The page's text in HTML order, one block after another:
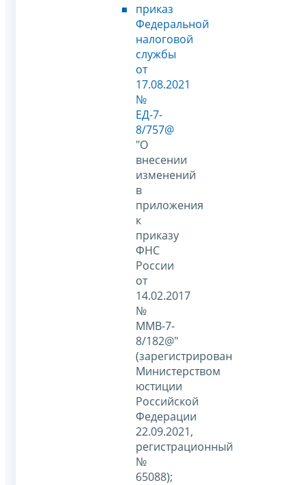
приказ
Федеральной
налоговой
службы
от
17.08.2021
№
ЕД-7-
8/757@
"О
внесении
изменений
в
приложения
к
приказу
ФНС
России
от
14.02.2017
№
ММВ-7-
8/182@"
(зарегистрирован
Министерством
юстиции
Российской
Федерации
22.09.2021,
регистрационный
№
65088);